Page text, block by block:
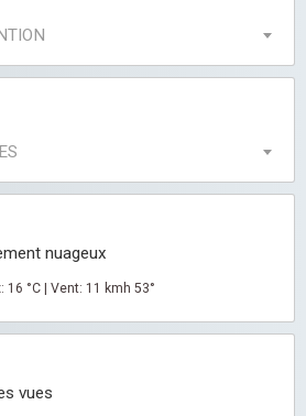
nuageux
16 °C | Vent: 11 kmh 53°
vues